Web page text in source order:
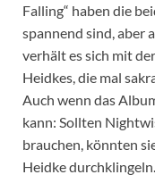
Falling“ haben die
spannend sind, aber
verhält es sich mit
Heidkes, die mal
Auch wenn das
kann: Sollten
brauchen, könnten
Heidke durchklingeln.